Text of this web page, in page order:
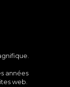
années
web.